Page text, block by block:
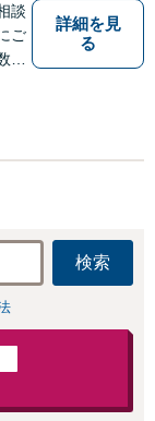
談
ご
】
詳細を見
る
検索